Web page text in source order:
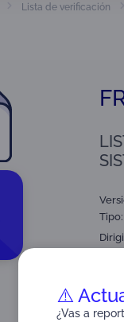
Lista de verificación
Tipo:
⚠️
¿Vas a